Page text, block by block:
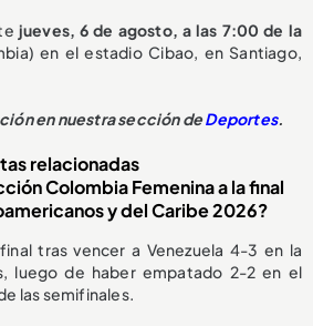
jueves, 6 de agosto, a las 7:00 de la
en el estadio Cibao, en Santiago,
en nuestra sección deDeportes.
relacionadas
Colombia Femenina a la final
y del Caribe 2026?
tras vencer a Venezuela 4-3 en la
luego de haber empatado 2-2 en el
las semifinales.